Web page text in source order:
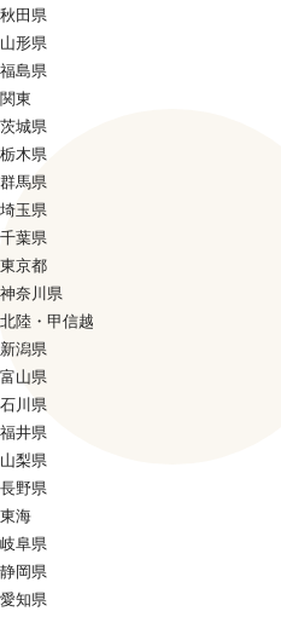
秋田県
山形県
福島県
関東
茨城県
栃木県
群馬県
埼玉県
千葉県
東京都
神奈川県
北陸・甲信越
新潟県
富山県
石川県
福井県
山梨県
長野県
東海
岐阜県
静岡県
愛知県